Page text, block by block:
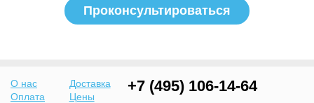
О нас
Доставка
Оплата
Цены
+7 (495) 106-14-64